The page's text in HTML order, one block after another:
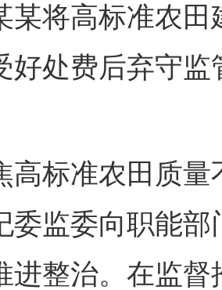
某将高标准农
好处费后弃守
准农田质量
委监委向职能
进整治。在监